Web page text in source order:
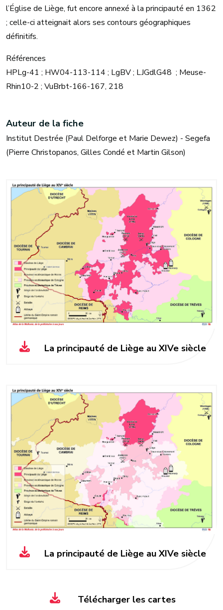
l’Église de Liège, fut encore annexé à la principauté en 1362
; celle-ci atteignait alors ses contours géographiques
définitifs.
Références
HPLg-41 ; HW04-113-114 ; LgBV ; LJGdlG48 ; Meuse-
Rhin10-2 ; VuBrbt-166-167, 218
Auteur de la fiche
Institut Destrée (Paul Delforge et Marie Dewez) - Segefa
(Pierre Christopanos, Gilles Condé et Martin Gilson)
La principauté de Liège au XIVe siècle
La principauté de Liège au XIVe siècle
Télécharger les cartes